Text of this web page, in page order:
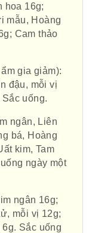
hoa 16g;
mẫu, Hoàng
Cam thảo
gia giảm):
đậu, mỗi vị
uống.
ngân, Liên
bá, Hoàng
kim, Tam
ngày một
ngân 16g;
mỗi vị 12g;
Sắc uống
Âu tại